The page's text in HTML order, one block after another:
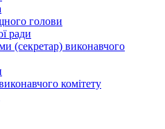
голови
ради
(секретар) виконавчого
комітету